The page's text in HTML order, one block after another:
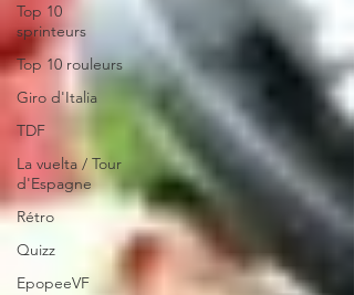
Top 10
sprinteurs
Top 10 rouleurs
Giro d'Italia
TDF
La vuelta / Tour
d'Espagne
Rétro
Quizz
EpopeeVF